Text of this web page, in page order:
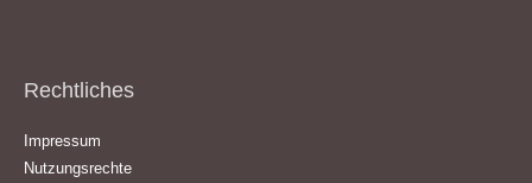
Rechtliches
Impressum
Nutzungsrechte